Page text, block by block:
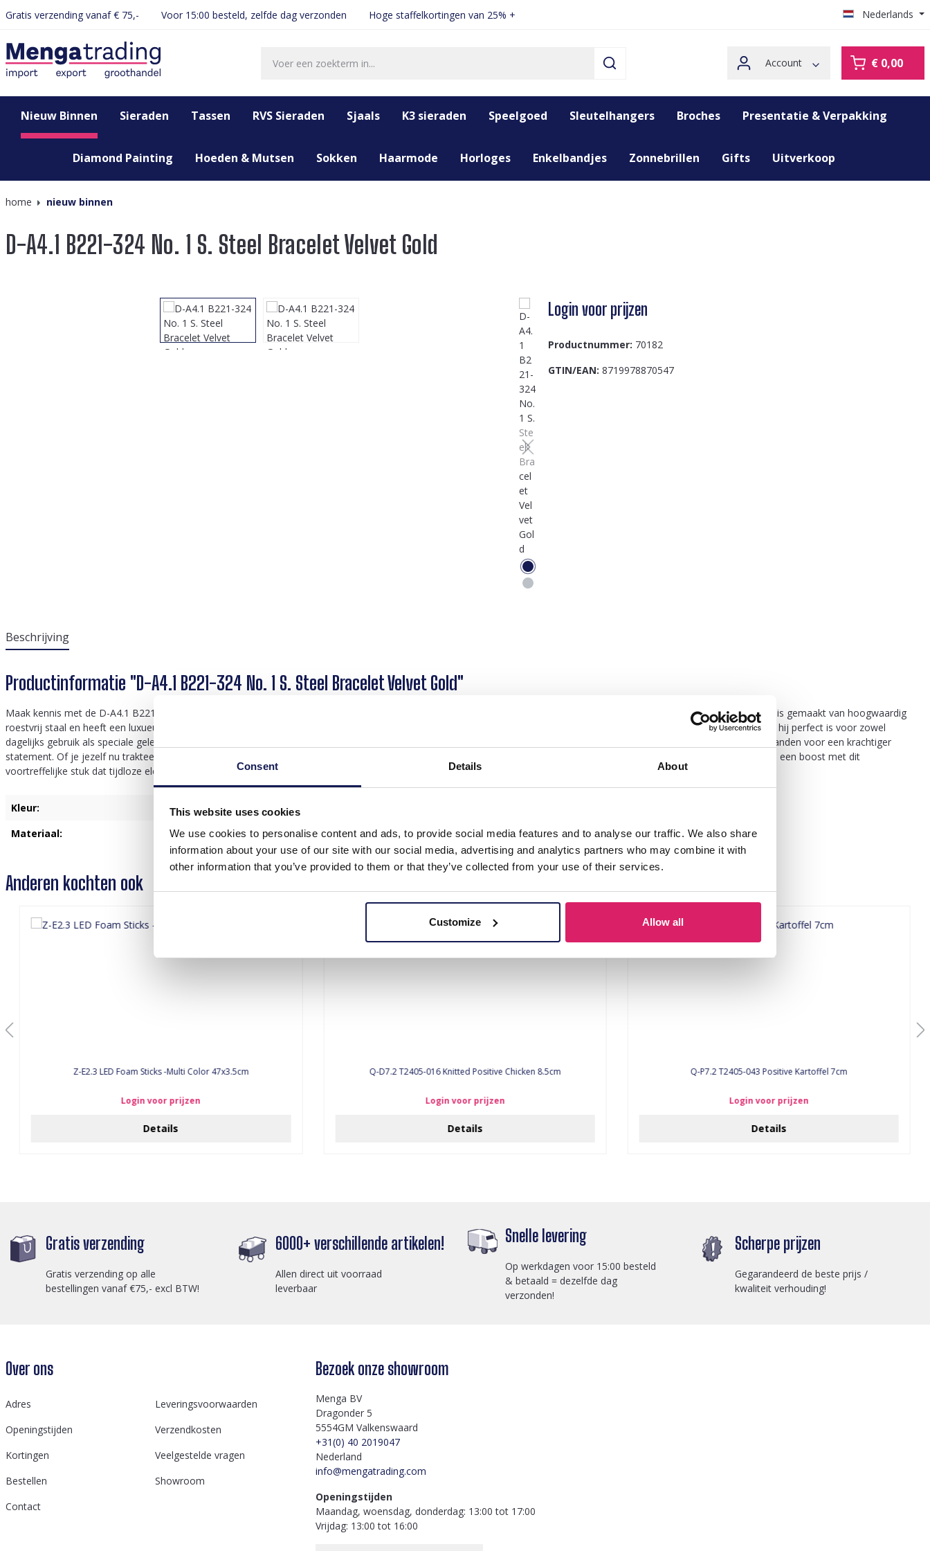
Consent Details About
This website uses cookies
We use cookies to personalise content and ads, to provide social media features and to analyse our traffic. We also share
information about your use of our site with our social media, advertising and analytics partners who may combine it with
other information that you’ve provided to them or that they’ve collected from your use of their services.
Customize Allow all
Ga naar de hoofdnavigatie
Gratis verzending vanaf € 75,- Voor 15:00 besteld, zelfde dag verzonden Hoge staffelkortingen van 25% + Nederlands
Account € 0,00
Nieuw Binnen Sieraden Tassen RVS Sieraden Sjaals K3 sieraden Speelgoed Sleutelhangers Broches Presentatie & Verpakking
Diamond Painting Hoeden & Mutsen Sokken Haarmode Horloges Enkelbandjes Zonnebrillen Gifts Uitverkoop
home nieuw binnen
D-A4.1 B221-324 No. 1 S. Steel Bracelet Velvet Gold
Login voor prijzen
Productnummer: 70182
GTIN/EAN: 8719978870547
Beschrijving
Productinformatie "D-A4.1 B221-324 No. 1 S. Steel Bracelet Velvet Gold"
Maak kennis met de D-A4.1 B221-324 nr. 1 S. stalen armband in fluweelgoud – een prachtig accessoire dat elegantie en moderniteit moeiteloos combineert. Deze armband is gemaakt van hoogwaardig
roestvrij staal en heeft een luxueuze fluwelen gouden afwerking die elke outfit een vleugje verfijning geeft. Het strakke ontwerp heeft een comfortabele pasvorm, waardoor hij perfect is voor zowel
dagelijks gebruik als speciale gelegenheden. Dankzij de veelzijdige stijl kan hij alleen worden gedragen voor een minimalistische look of worden gestapeld met andere armbanden voor een krachtiger
statement. Of je jezelf nu trakteert of op zoek bent naar het perfecte cadeau, de D-A4.1 B221-324 nr. 1 S. stalen armband zal zeker indruk maken. Geef uw sieradencollectie een boost met dit
voortreffelijke stuk dat tijdloze elegantie en eigentijdse flair belichaamt.
Kleur:
Goud
Materiaal:
Roestvrij Staal
Anderen kochten ook
Z-E2.3 LED Foam Sticks -Multi Color 47x3.5cm
Login voor prijzen
Details
Q-D7.2 T2405-016 Knitted Positive Chicken 8.5cm
Login voor prijzen
Details
Q-P7.2 T2405-043 Positive Kartoffel 7cm
Login voor prijzen
Details
Gratis verzending
Gratis verzending op alle
bestellingen vanaf €75,- excl BTW!
6000+ verschillende artikelen!
Allen direct uit voorraad
leverbaar
Snelle levering
Op werkdagen voor 15:00 besteld
& betaald = dezelfde dag
verzonden!
Scherpe prijzen
Gegarandeerd de beste prijs /
kwaliteit verhouding!
Over ons
Adres
Leveringsvoorwaarden
Openingstijden
Verzendkosten
Kortingen
Veelgestelde vragen
Bestellen
Showroom
Contact
Bezoek onze showroom
Menga BV
Dragonder 5
5554GM Valkenswaard
+31(0) 40 2019047
Nederland
info@mengatrading.com
Openingstijden
Maandag, woensdag, donderdag: 13:00 tot 17:00
Vrijdag: 13:00 tot 16:00